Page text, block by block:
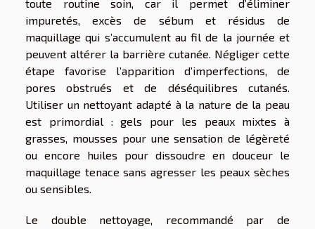
toute routine soin, car il permet d’éliminer
impuretés, excès de sébum et résidus de
maquillage qui s’accumulent au fil de la journée et
peuvent altérer la barrière cutanée. Négliger cette
étape favorise l’apparition d’imperfections, de
pores obstrués et de déséquilibres cutanés.
Utiliser un nettoyant adapté à la nature de la peau
est primordial : gels pour les peaux mixtes à
grasses, mousses pour une sensation de légèreté
ou encore huiles pour dissoudre en douceur le
maquillage tenace sans agresser les peaux sèches
ou sensibles.
Le double nettoyage, recommandé par de